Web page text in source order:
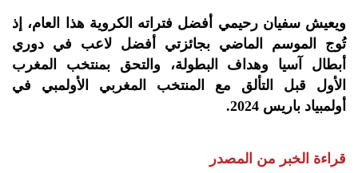
ويعيش سفيان رحيمي أفضل فتراته الكروية هذا العام، إذ
تُوج الموسم الماضي بجائزتي أفضل لاعب في دوري
أبطال آسيا وهداف البطولة، والتحق بمنتخب المغرب
الأول قبل التألق مع المنتخب المغربي الأولمبي في
أولمبياد باريس 2024.
قراءة الخبر من المصدر